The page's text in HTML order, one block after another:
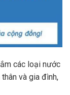
các loại nước
và gia đình,